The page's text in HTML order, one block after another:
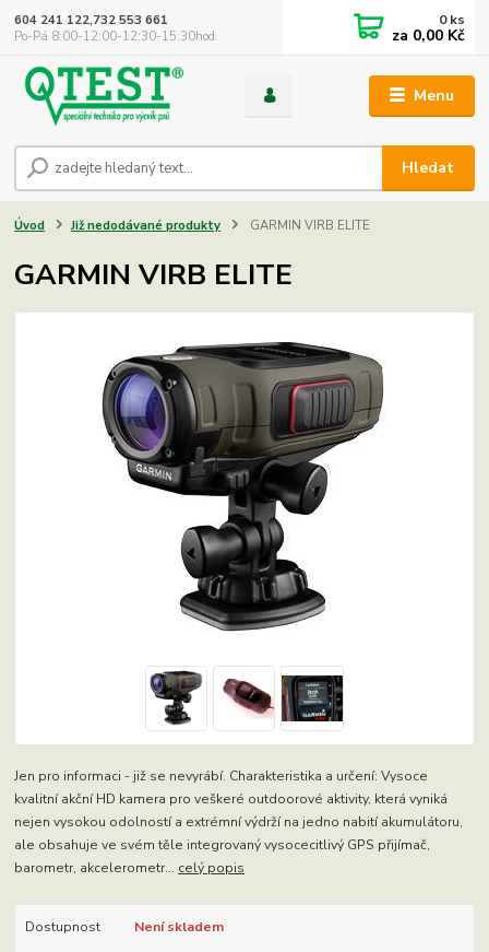
Menu
Hledat
604 241 122,732 553 661
Po-Pá 8:00-12:00-12:30-15:30hod.
0ks
za 0,00 Kč
Úvod Již nedodávané produkty GARMIN VIRB ELITE
GARMIN VIRB ELITE
Jen pro informaci - již se nevyrábí. Charakteristika a určení: Vysoce
kvalitní akční HD kamera pro veškeré outdoorové aktivity, která vyniká
nejen vysokou odolností a extrémní výdrží na jedno nabití akumulátoru,
ale obsahuje ve svém těle integrovaný vysocecitlivý GPS přijímač,
barometr, akcelerometr... celý popis
Dostupnost Není skladem